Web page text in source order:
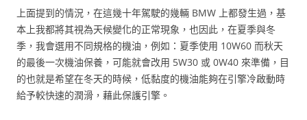
上面提到的情況，在這幾十年駕駛的幾輛 BMW 上都發生過，基
本上我都將其視為天候變化的正常現象，也因此，在夏季與冬
季，我會選用不同規格的機油，例如：夏季使用 10W60 而秋天
的最後一次機油保養，可能就會改用 5W30 或 0W40 來準備，目
的也就是希望在冬天的時候，低黏度的機油能夠在引擎冷啟動時
給予較快速的潤滑，藉此保護引擎。